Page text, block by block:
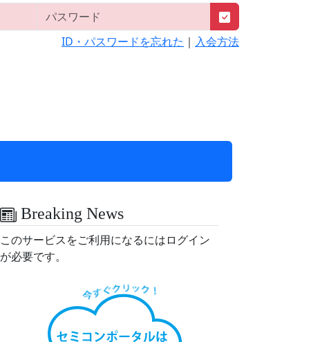
ID・パスワードを忘れた ｜ 入会方法
Breaking News
このサービスをご利用になるにはログイン
が必要です。